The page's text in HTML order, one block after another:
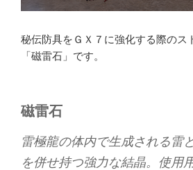
秘伝防具をＧＸ７に強化する際のス
「磁雷石」です。
磁雷石
雷極龍の体内で生成される雷
を併せ持つ強力な結晶。使用